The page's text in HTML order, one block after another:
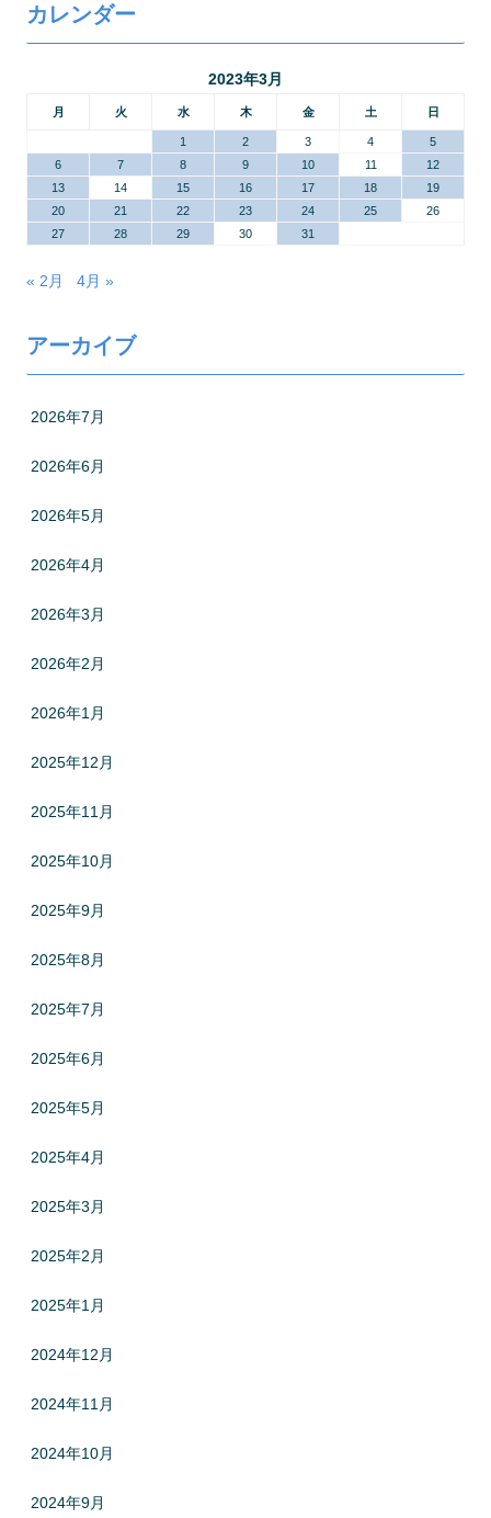
カレンダー
2023年3月
月 火 水 木 金 土 日
1 2 3 4
5
6
7 8 9 10 11
12
13
14 15 16 17 18
19
20
21 22 23 24 25
26
27
28 29 30 31
« 2月 4月 »
アーカイブ
2026年7月
2026年6月
2026年5月
2026年4月
2026年3月
2026年2月
2026年1月
2025年12月
2025年11月
2025年10月
2025年9月
2025年8月
2025年7月
2025年6月
2025年5月
2025年4月
2025年3月
2025年2月
2025年1月
2024年12月
2024年11月
2024年10月
2024年9月